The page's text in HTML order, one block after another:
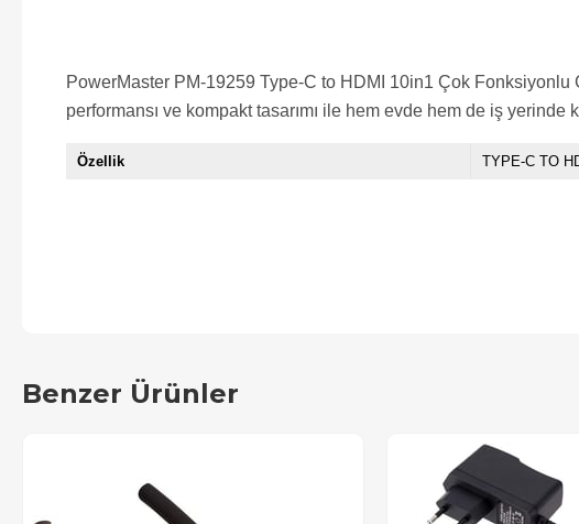
PowerMaster PM-19259 Type-C to HDMI 10in1 Çok Fonksiyonlu
performansı ve kompakt tasarımı ile hem evde hem de iş yerinde
Özellik TYPE-C TO
Benzer Ürünler